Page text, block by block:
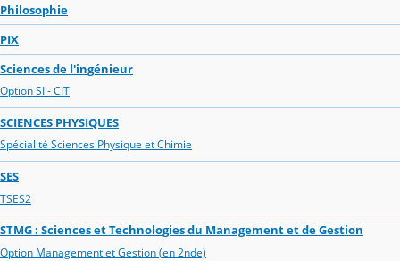
Philosophie
PIX
Sciences de l'ingénieur
Option SI - CIT
SCIENCES PHYSIQUES
Spécialité Sciences Physique et Chimie
SES
TSES2
STMG : Sciences et Technologies du Management et de Gestion
Option Management et Gestion (en 2nde)